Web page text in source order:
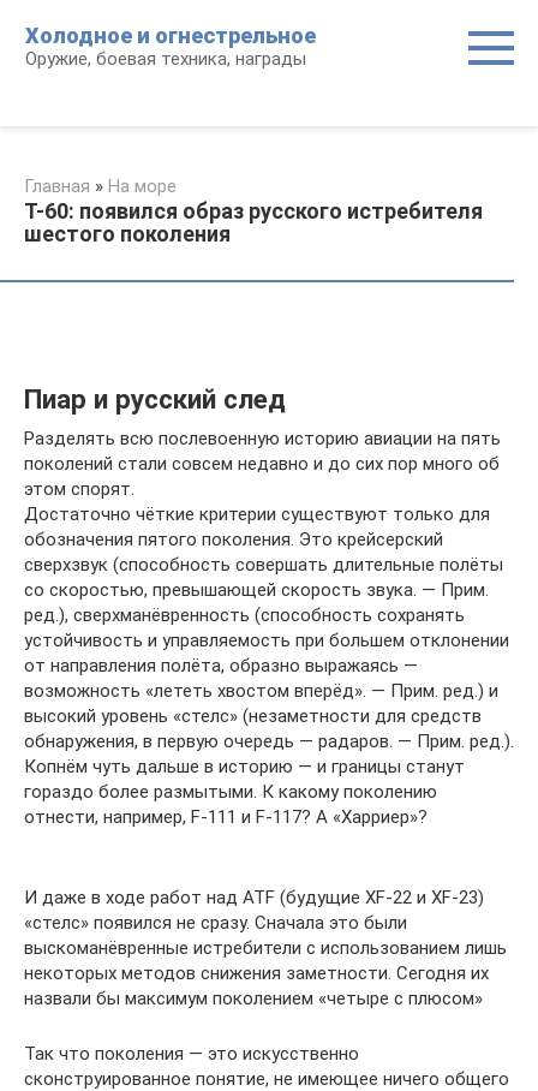
контенту
Холодное и огнестрельное
Оружие, боевая техника, награды
Главная » На море
Т-60: появился образ русского истребителя
шестого поколения
Пиар и русский след
Разделять всю послевоенную историю авиации на пять
поколений стали совсем недавно и до сих пор много об
этом спорят.
Достаточно чёткие критерии существуют только для
обозначения пятого поколения. Это крейсерский
сверхзвук (способность совершать длительные полёты
со скоростью, превышающей скорость звука. — Прим.
ред.), сверхманёвренность (способность сохранять
устойчивость и управляемость при большем отклонении
от направления полёта, образно выражаясь —
возможность «лететь хвостом вперёд». — Прим. ред.) и
высокий уровень «стелс» (незаметности для средств
обнаружения, в первую очередь — радаров. — Прим. ред.).
Копнём чуть дальше в историю — и границы станут
гораздо более размытыми. К какому поколению
отнести, например, F-111 и F-117? А «Харриер»?
И даже в ходе работ над ATF (будущие XF-22 и XF-23)
«стелс» появился не сразу. Сначала это были
выскоманёвренные истребители с использованием лишь
некоторых методов снижения заметности. Сегодня их
назвали бы максимум поколением «четыре с плюсом»
Так что поколения — это искусственно
сконструированное понятие, не имеющее ничего общего